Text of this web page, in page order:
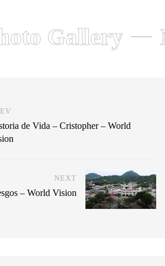
Gallery
de Vida – Cristopher – World
NEXT
– World Vision